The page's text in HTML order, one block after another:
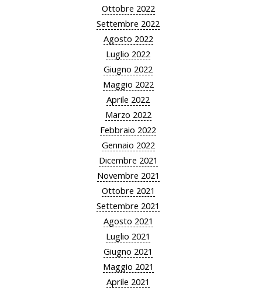
Ottobre 2022
Settembre 2022
Agosto 2022
Luglio 2022
Giugno 2022
Maggio 2022
Aprile 2022
Marzo 2022
Febbraio 2022
Gennaio 2022
Dicembre 2021
Novembre 2021
Ottobre 2021
Settembre 2021
Agosto 2021
Luglio 2021
Giugno 2021
Maggio 2021
Aprile 2021